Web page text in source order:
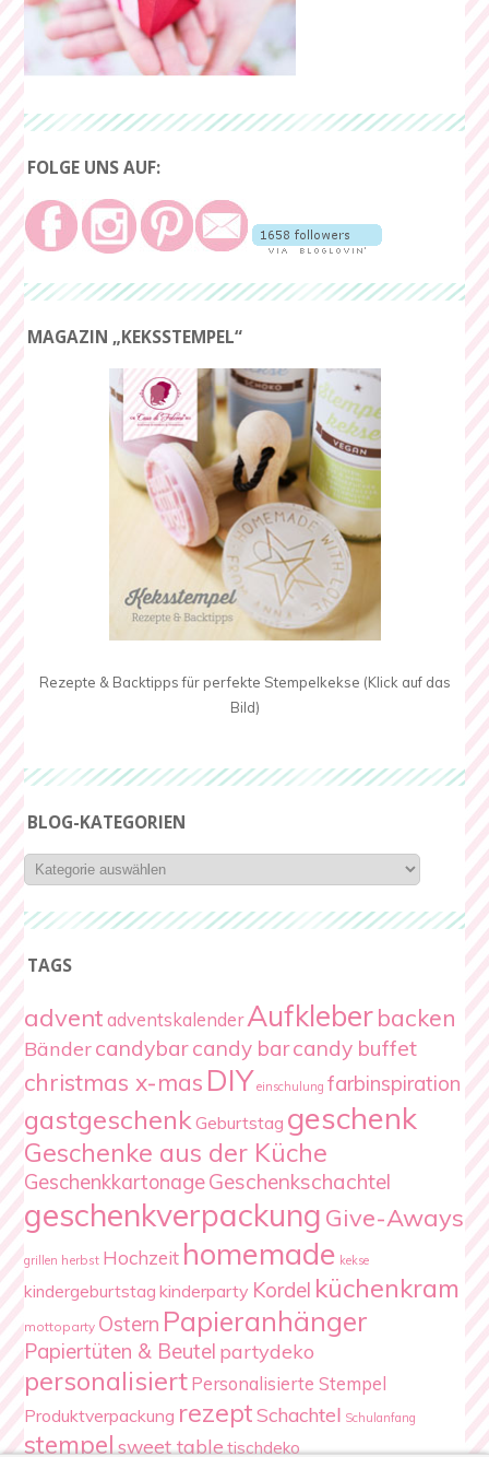
FOLGE UNS AUF:
MAGAZIN „KEKSSTEMPEL“
Rezepte & Backtipps für perfekte Stempelkekse (Klick auf das
Bild)
BLOG-KATEGORIEN
Blog-
Kategorien
TAGS
advent adventskalenderAufkleberbacken
Bändercandybarcandy barcandy buffet
christmas x-mas DIY einschulung farbinspiration
gastgeschenkGeburtstag geschenk
Geschenke aus der Küche
GeschenkkartonageGeschenkschachtel
geschenkverpackung Give-Aways
grillen herbst Hochzeit homemade kekse
kindergeburtstag kinderparty Kordel küchenkram
mottoparty Ostern Papieranhänger
Papiertüten & Beutel partydeko
personalisiert Personalisierte Stempel
Produktverpackung rezept Schachtel Schulanfang
stempelsweet tabletischdeko